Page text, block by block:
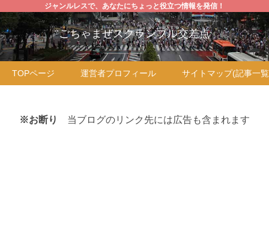
ジャンルレスで、あなたにちょっと役立つ情報を発信！
ごちゃまぜスクランブル交差点
TOPページ 運営者プロフィール サイトマップ(記事一
※お断り 当ブログのリンク先には広告も含まれます